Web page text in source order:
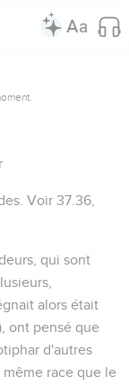
. Voir 37.36
qui sont
alors était
ont pensé que
d'autres
race que le